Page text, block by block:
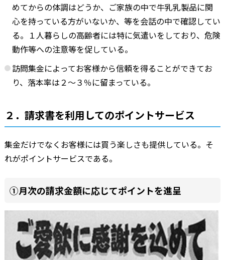
めてからの体調はどうか、ご家族の中で牛乳乳製品に関
心を持っている方がいないか、等を会話の中で確認してい
る。１人暮らしの高齢者には特に気遣いをしており、危険
動作等への注意等を促している。
訪問集金によってお客様から信頼を得ることができてお
り、落本率は２～３％に留まっている。
２．請求書を利用してのポイントサービス
集金だけでなくお客様には買う楽しさも提供している。そ
れがポイントサービスである。
①月次の請求金額に応じてポイントを進呈